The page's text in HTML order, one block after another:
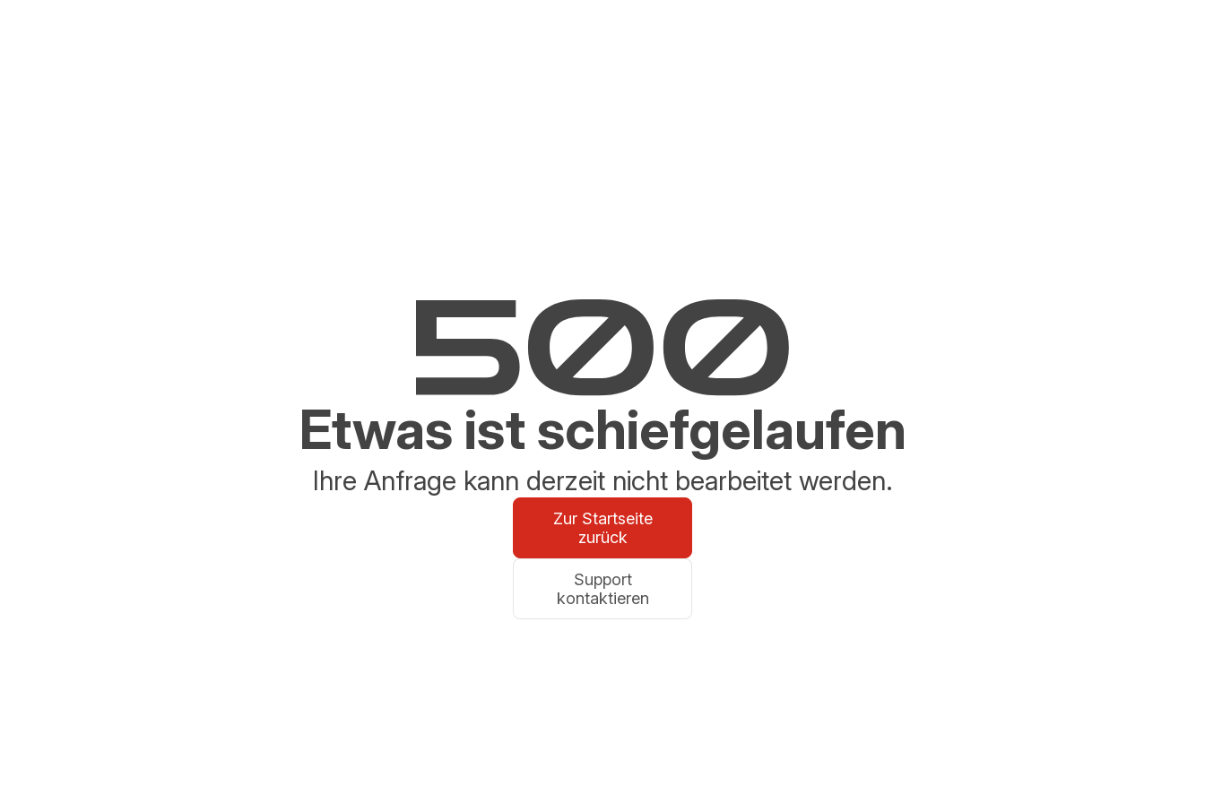
Etwas ist schiefgelaufen
Ihre Anfrage kann derzeit nicht bearbeitet werden.
Zur Startseite
zurück
Support
kontaktieren